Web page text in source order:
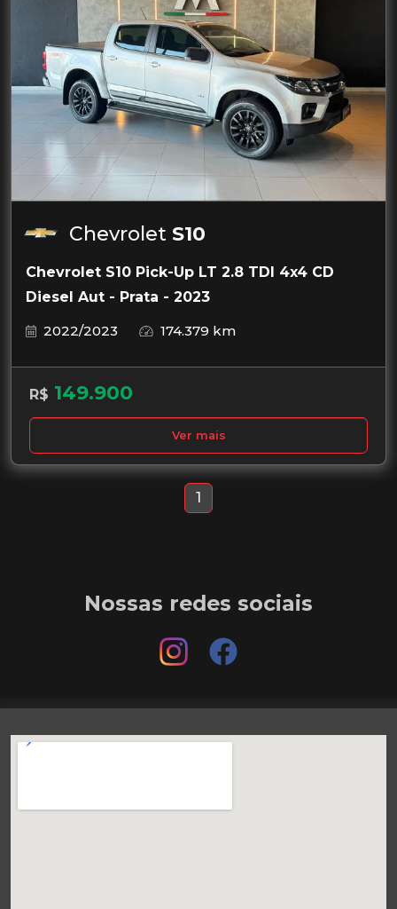
Chevrolet S10
Chevrolet S10 Pick-Up LT 2.8 TDI 4x4 CD
Diesel Aut - Prata - 2023
2022/2023
174.379 km
R$ 149.900
Ver mais
1
Nossas redes sociais